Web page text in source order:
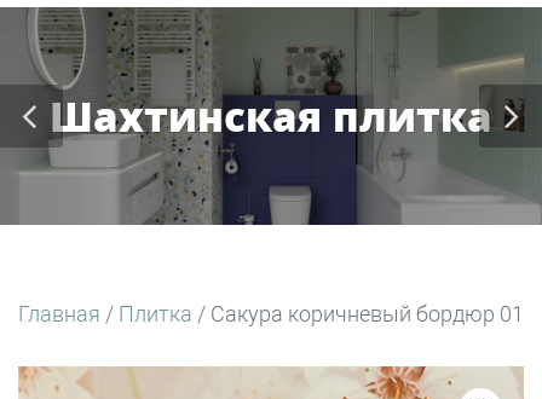
Шахтинская плитка
Главная / Плитка / Сакура коричневый бордюр 01